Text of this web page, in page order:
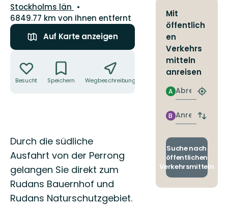
Landkreis:
Stockholms län
6849.77 km von Ihnen entfernt
Auf Karte anzeigen
Besucht Speichern Wegbeschreibung
Beschreibung
Durch die südliche
Ausfahrt von der Perrong
gelangen Sie direkt zum
Rudans Bauernhof und
Rudans Naturschutzgebiet.
Mit
öffentlich
en
Verkehrs
mitteln
anreisen
Abreise
A
finden
Anreise
B
Suche nach
öffentlichen
Verkehrsmitteln